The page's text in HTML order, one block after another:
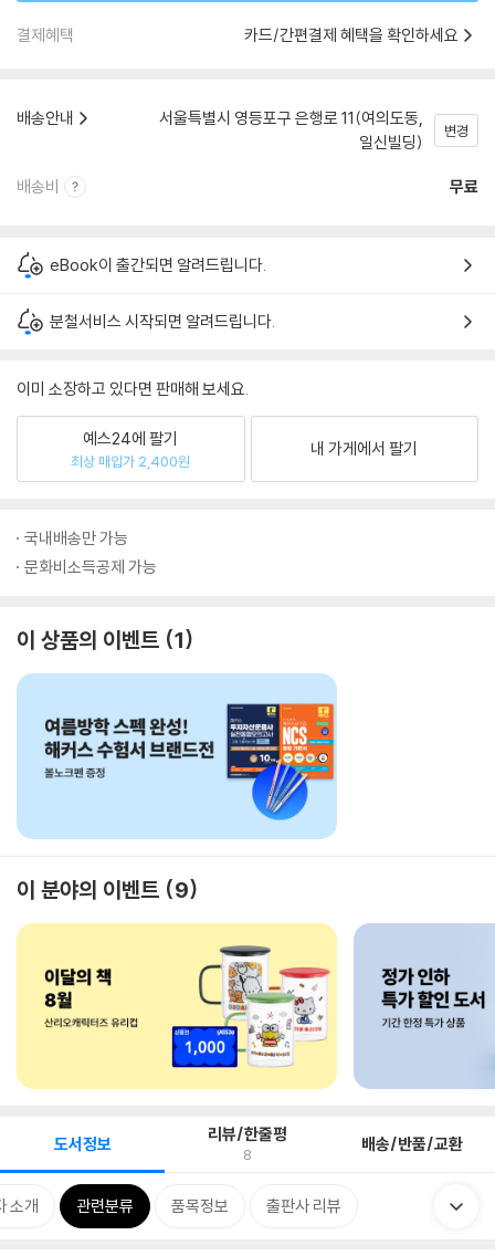
결제혜택 카드/간편결제 혜택을 확인하세요
배송안내
서울특별시 영등포구 은행로 11(여의도동,
일신빌딩)
변경
배송비 무료
eBook이 출간되면 알려드립니다.
분철서비스 시작되면 알려드립니다.
이미 소장하고 있다면 판매해 보세요.
예스24에 팔기
최상 매입가 2,400원
내 가게에서 팔기
국내배송만 가능
문화비소득공제 가능
이 상품의 이벤트 1
이 분야의 이벤트 9
도서정보 리뷰/한줄평
8 배송/반품/교환
소개 관련분류 품목정보 출판사 리뷰